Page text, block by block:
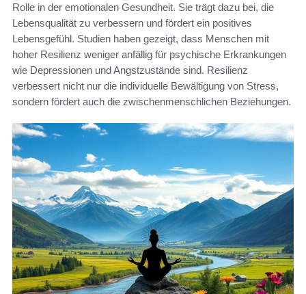
Rolle in der emotionalen Gesundheit. Sie trägt dazu bei, die
Lebensqualität zu verbessern und fördert ein positives
Lebensgefühl. Studien haben gezeigt, dass Menschen mit
hoher Resilienz weniger anfällig für psychische Erkrankungen
wie Depressionen und Angstzustände sind. Resilienz
verbessert nicht nur die individuelle Bewältigung von Stress,
sondern fördert auch die zwischenmenschlichen Beziehungen.